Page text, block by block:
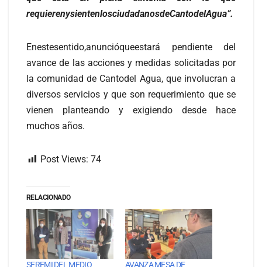
requierenysientenlosciudadanosdeCantodelAgua”.
Enestesentido,anuncióqueestará pendiente del
avance de las acciones y medidas solicitadas por
la comunidad de Cantodel Agua, que involucran a
diversos servicios y que son requerimiento que se
vienen planteando y exigiendo desde hace
muchos años.
Post Views: 74
RELACIONADO
SEREMI DEL MEDIO
AVANZA MESA DE